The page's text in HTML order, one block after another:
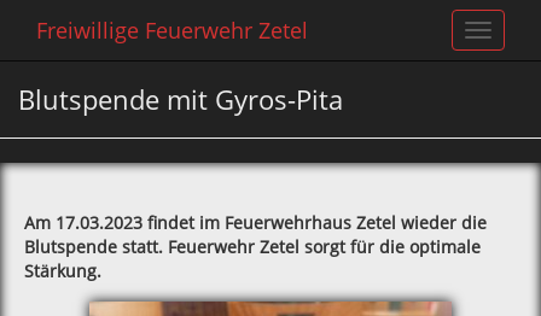
Toggle
Freiwillige Feuerwehr Zetel
Blutspende mit Gyros-Pita
Am 17.03.2023 findet im Feuerwehrhaus Zetel wieder die
Blutspende statt. Feuerwehr Zetel sorgt für die optimale
Stärkung.